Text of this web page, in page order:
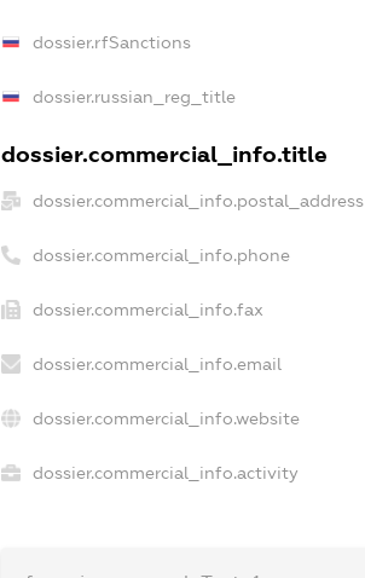
dossier.rfSanctions
dossier.russian_reg_title
dossier.commercial_info.title
dossier.commercial_info.postal_address
dossier.commercial_info.phone
dossier.commercial_info.fax
dossier.commercial_info.email
dossier.commercial_info.website
dossier.commercial_info.activity